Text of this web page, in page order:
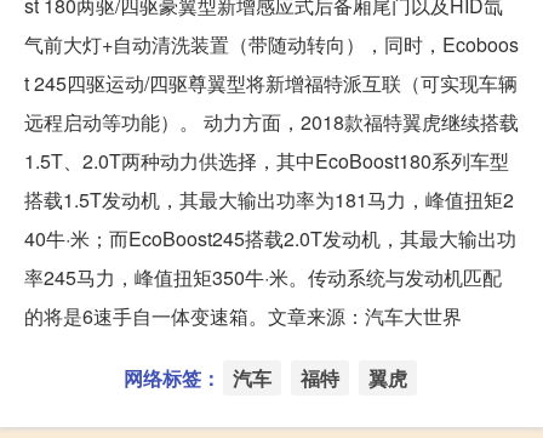
st 180两驱/四驱豪翼型新增感应式后备厢尾门以及HID氙
气前大灯+自动清洗装置（带随动转向），同时，Ecoboos
t 245四驱运动/四驱尊翼型将新增福特派互联（可实现车辆
远程启动等功能）。 动力方面，2018款福特翼虎继续搭载
1.5T、2.0T两种动力供选择，其中EcoBoost180系列车型
搭载1.5T发动机，其最大输出功率为181马力，峰值扭矩2
40牛·米；而EcoBoost245搭载2.0T发动机，其最大输出功
率245马力，峰值扭矩350牛·米。传动系统与发动机匹配
的将是6速手自一体变速箱。文章来源：汽车大世界
网络标签： 汽车 福特 翼虎